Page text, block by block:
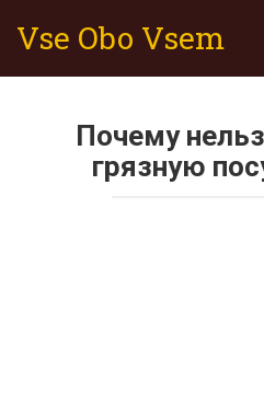
Vse Obo Vsem
Почему
грязную